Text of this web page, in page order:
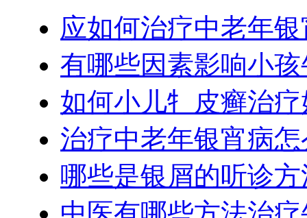
应如何治疗中老年
有哪些因素影响小
如何小儿牜皮癣治疗
治疗中老年银宵病
哪些是银屑的听诊方